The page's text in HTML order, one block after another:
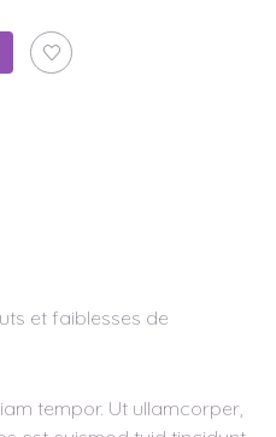
et faiblesses de
tempor. Ut ullamcorper,